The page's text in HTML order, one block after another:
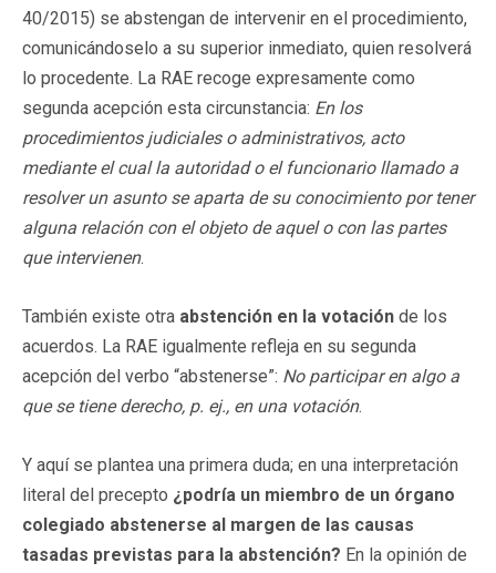
40/2015) se abstengan de intervenir en el procedimiento,
comunicándoselo a su superior inmediato, quien resolverá
lo procedente. La RAE recoge expresamente como
segunda acepción esta circunstancia: En los
procedimientos judiciales o administrativos, acto
mediante el cual la autoridad o el funcionario llamado a
resolver un asunto se aparta de su conocimiento por tener
alguna relación con el objeto de aquel o con las partes
que intervienen.
También existe otra abstención en la votación de los
acuerdos. La RAE igualmente refleja en su segunda
acepción del verbo “abstenerse”: No participar en algo a
que se tiene derecho, p. ej., en una votación.
Y aquí se plantea una primera duda; en una interpretación
literal del precepto ¿podría un miembro de un órgano
colegiado abstenerse al margen de las causas
tasadas previstas para la abstención? En la opinión de